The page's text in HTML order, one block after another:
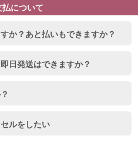
について
か？あと払いもできますか？
日発送はできますか？
ルをしたい